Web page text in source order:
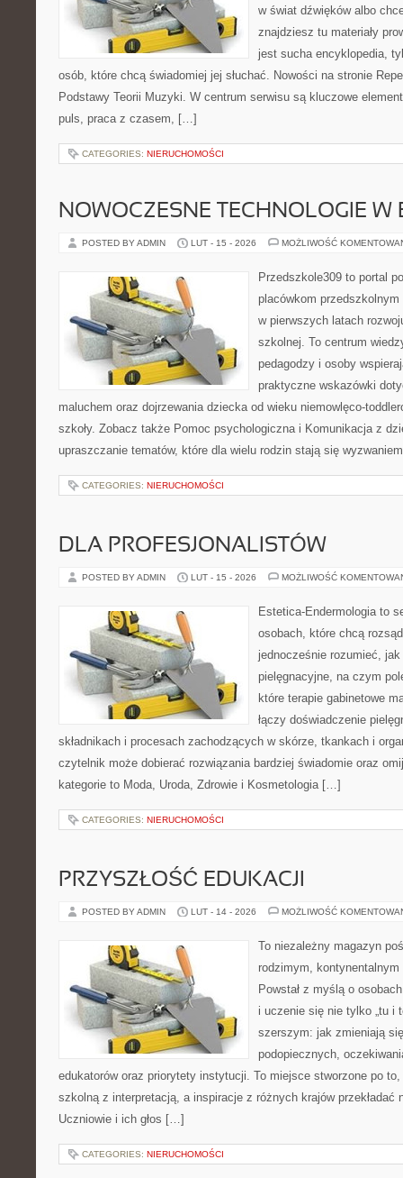
w świat dźwięków albo
znajdziesz tu materiały
jest sucha encyklopedia,
osób, które chcą świadomiej jej słuchać. Nowości na stronie
Podstawy Teorii Muzyki. W centrum serwisu są kluczowe
puls, praca z czasem, […]
CATEGORIES: NIERUCHOMOŚCI
NOWOCZESNE TECHNOLOGIE W
POSTED BY ADMIN LUT - 15 - 2026 MOŻLIWOŚĆ
Przedszkole309 to portal
placówkom
w pierwszych latach
szkolnej. To centrum
pedagodzy i osoby
praktyczne wskazówki
maluchem oraz dojrzewania dziecka od wieku niemowlęco-
szkoły. Zobacz także Pomoc psychologiczna i Komunikacja z
upraszczanie tematów, które dla wielu rodzin stają się
CATEGORIES: NIERUCHOMOŚCI
DLA PROFESJONALISTÓW
POSTED BY ADMIN LUT - 15 - 2026 MOŻLIWOŚĆ
Estetica-Endermologia to
osobach, które chcą
jednocześnie rozumieć, jak
pielęgnacyjne, na czym
które terapie gabinetowe
łączy doświadczenie
składnikach i procesach zachodzących w skórze, tkankach i
czytelnik może dobierać rozwiązania bardziej świadomie oraz
kategorie to Moda, Uroda, Zdrowie i Kosmetologia […]
CATEGORIES: NIERUCHOMOŚCI
PRZYSZŁOŚĆ EDUKACJI
POSTED BY ADMIN LUT - 14 - 2026 MOŻLIWOŚĆ
To niezależny magazyn
rodzimym,
Powstał z myślą o
i uczenie się nie tylko „tu i
szerszym: jak zmieniają
podopiecznych,
edukatorów oraz priorytety instytucji. To miejsce stworzone po
szkolną z interpretacją, a inspiracje z różnych krajów przekładać
Uczniowie i ich głos […]
CATEGORIES: NIERUCHOMOŚCI